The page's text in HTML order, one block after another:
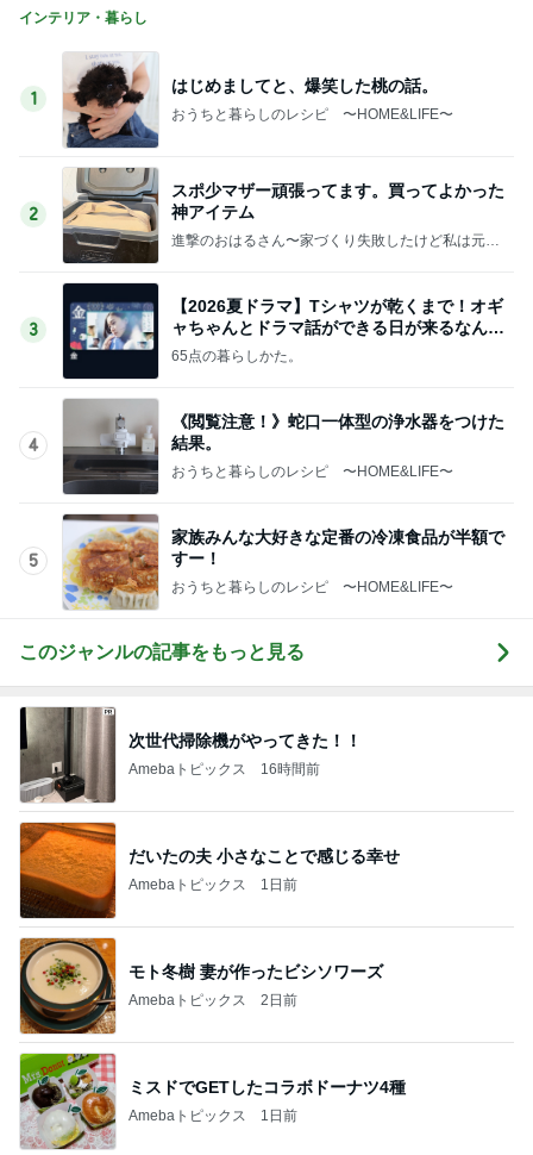
インテリア・暮らし
1
はじめましてと、爆笑した桃の話。
おうちと暮らしのレシピ 〜HOME&LIFE〜
2
スポ少マザー頑張ってます。買ってよかった
神アイテム
進撃のおはるさん〜家づくり失敗したけど私は元気
3
【2026夏ドラマ】Tシャツが乾くまで！オギ
ャちゃんとドラマ話ができる日が来るなん
て！
65点の暮らしかた。
4
《閲覧注意！》蛇口一体型の浄水器をつけた
結果。
おうちと暮らしのレシピ 〜HOME&LIFE〜
5
家族みんな大好きな定番の冷凍食品が半額で
すー！
おうちと暮らしのレシピ 〜HOME&LIFE〜
このジャンルの記事をもっと見る
次世代掃除機がやってきた！！
Amebaトピックス 16時間前
だいたの夫 小さなことで感じる幸せ
Amebaトピックス 1日前
モト冬樹 妻が作ったビシソワーズ
Amebaトピックス 2日前
ミスドでGETしたコラボドーナツ4種
Amebaトピックス 1日前